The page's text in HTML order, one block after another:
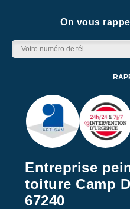
On vous
Entreprise
toiture Camp
67240